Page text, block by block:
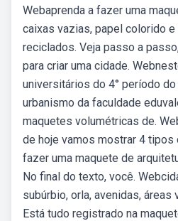
Webaprenda a fazer uma
caixas vazias, papel colorido
reciclados. Veja passo a
para criar uma cidade.
universitários do 4° período
urbanismo da faculdade
maquetes volumétricas de.
de hoje vamos mostrar 4 tipos
fazer uma maquete de
No final do texto, você.
subúrbio, orla, avenidas, áreas
Está tudo registrado na